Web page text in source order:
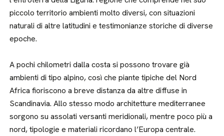
piccolo territorio ambienti molto diversi, con situazioni
naturali di altre latitudini e testimonianze storiche di diverse
epoche.
A pochi chilometri dalla costa si possono trovare già
ambienti di tipo alpino, così che piante tipiche del Nord
Africa fioriscono a breve distanza da altre diffuse in
Scandinavia. Allo stesso modo architetture mediterranee
sorgono su assolati versanti meridionali, mentre poco più a
nord, tipologie e materiali ricordano l’Europa centrale.